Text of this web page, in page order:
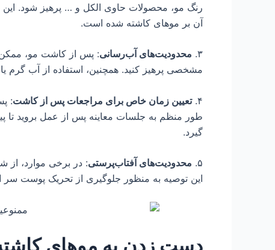
رنگ مو، محصولات حاوی الکل و … پرهیز شود.
آن بر موهای کاشته شده است.
۳. محدودیت‌های آب‌رسانی: پس از کاشت مو،
مشخصی پرهیز کنید. همچنین، استفاده از آب
۴. تعیین زمان خاص برای مراجعات پس از کاشت:
طور منظم به جلسات معاینه پس از عمل بروید
گیرد.
۵. محدودیت‌های آفتاب‌پرستی: در برخی موارد، از
این توصیه به منظور جلوگیری از تحریک پوست
دست زدن به موهای